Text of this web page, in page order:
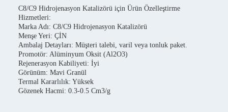
C8/C9 Hidrojenasyon Katalizörü için Ürün Özelleştirme
Hizmetleri:
Marka Adı: C8/C9 Hidrojenasyon Katalizörü
Menşe Yeri: ÇİN
Ambalaj Detayları: Müşteri talebi, varil veya tonluk paket.
Promotör: Alüminyum Oksit (Al2O3)
Rejenerasyon Kabiliyeti: İyi
Görünüm: Mavi Granül
Termal Kararlılık: Yüksek
Gözenek Hacmi: 0.3-0.5 Cm3/g